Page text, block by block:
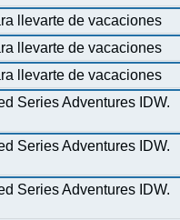
llevarte de vacaciones
llevarte de vacaciones
llevarte de vacaciones
Series Adventures IDW.
Series Adventures IDW.
Series Adventures IDW.